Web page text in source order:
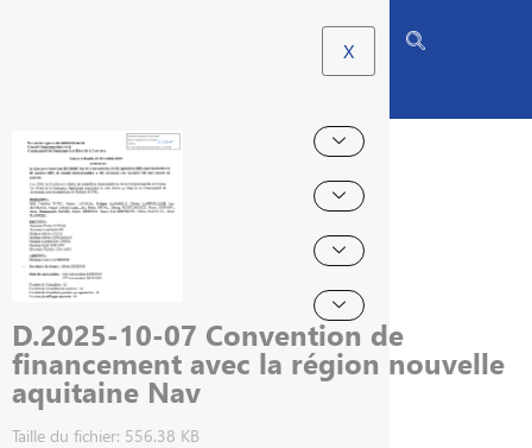
X
D.2025-10-07 Convention de
financement avec la région nouvelle
aquitaine Nav
Taille du fichier: 556.38 KB